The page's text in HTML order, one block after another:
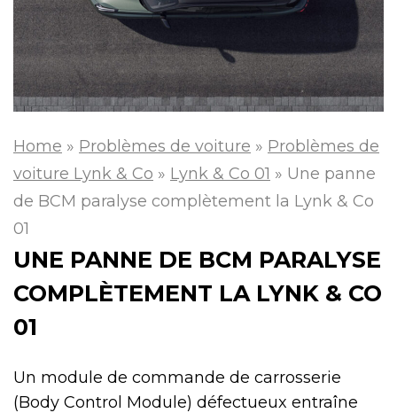
Home » Problèmes de voiture » Problèmes de
voiture Lynk & Co » Lynk & Co 01 » Une panne
de BCM paralyse complètement la Lynk & Co
01
UNE PANNE DE BCM PARALYSE
COMPLÈTEMENT LA LYNK & CO
01
Un module de commande de carrosserie
(Body Control Module) défectueux entraîne